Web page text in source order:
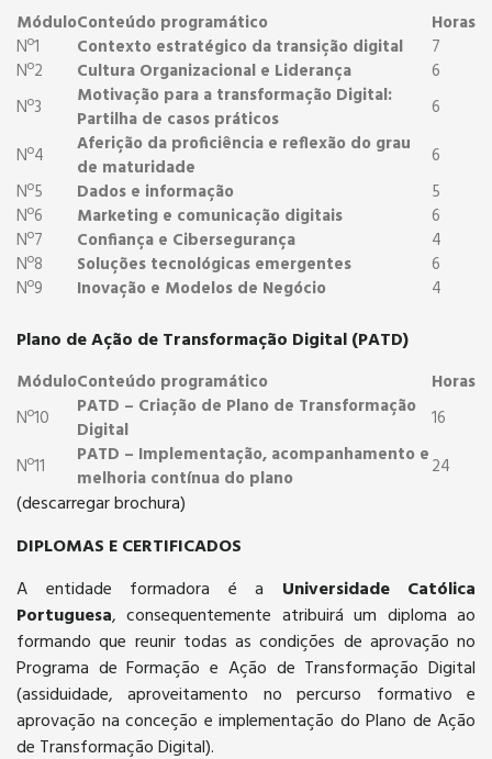
MóduloConteúdo programático
Horas
Nº1
Contexto estratégico da transição digital
7
Nº2
Cultura Organizacional e Liderança
6
Nº3
Motivação para a transformação Digital:
Partilha de casos práticos
6
Nº4
Aferição da proficiência e reflexão do grau
de maturidade
6
Nº5
Dados e informação
5
Nº6
Marketing e comunicação digitais
6
Nº7
Confiança e Cibersegurança
4
Nº8
Soluções tecnológicas emergentes
6
Nº9
Inovação e Modelos de Negócio 4
Plano de Ação de Transformação Digital (PATD)
MóduloConteúdo programático
Horas
Nº10
PATD – Criação de Plano de Transformação
Digital
16
Nº11
PATD – Implementação, acompanhamento e
melhoria contínua do plano
24
(descarregar brochura)
DIPLOMAS E CERTIFICADOS
A entidade formadora é a Universidade Católica
Portuguesa, consequentemente atribuirá um diploma ao
formando que reunir todas as condições de aprovação no
Programa de Formação e Ação de Transformação Digital
(assiduidade, aproveitamento no percurso formativo e
aprovação na conceção e implementação do Plano de Ação
de Transformação Digital).